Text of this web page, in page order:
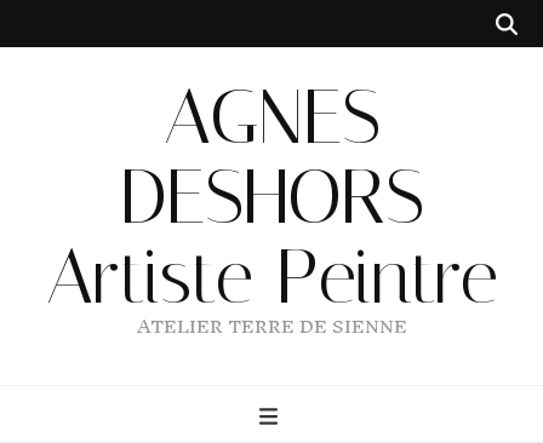
AGNES
DESHORS
Artiste Peintre
ATELIER TERRE DE SIENNE